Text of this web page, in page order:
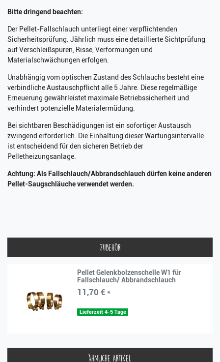
Bitte dringend beachten:
Der Pellet-Fallschlauch unterliegt einer verpflichtenden
Sicherheitsprüfung. Jährlich muss eine detaillierte Sichtprüfung
auf Verschleißspuren, Risse, Verformungen und
Materialschwächungen erfolgen.
Unabhängig vom optischen Zustand des Schlauchs besteht eine
verbindliche Austauschpflicht alle 5 Jahre. Diese regelmäßige
Erneuerung gewährleistet maximale Betriebssicherheit und
verhindert potenzielle Materialermüdung.
Bei sichtbaren Beschädigungen ist ein sofortiger Austausch
zwingend erforderlich. Die Einhaltung dieser Wartungsintervalle
ist entscheidend für den sicheren Betrieb der
Pelletheizungsanlage.
Achtung: Als Fallschlauch/Abbrandschlauch dürfen keine anderen
Pellet-Saugschläuche verwendet werden.
Zubehör
Pellet Gelenkbolzenschelle W1 für
Fallschlauch/ Abbrandschlauch
11,70 € *
Lieferzeit 4-5 Tage
Ähnliche Artikel